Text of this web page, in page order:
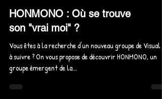
HONMONO : Où se trouve
son "vrai moi" ?